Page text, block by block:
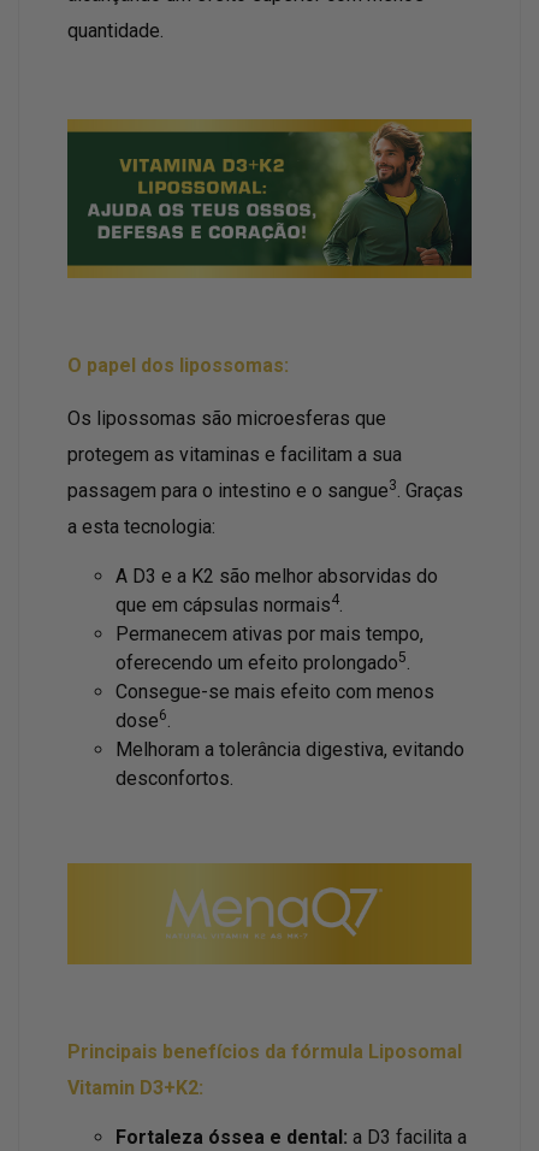
quantidade.
O papel dos lipossomas:
Os lipossomas são microesferas que
protegem as vitaminas e facilitam a sua
passagem para o intestino e o sangue3. Graças
a esta tecnologia:
A D3 e a K2 são melhor absorvidas do
que em cápsulas normais4.
Permanecem ativas por mais tempo,
oferecendo um efeito prolongado5.
Consegue-se mais efeito com menos
dose6.
Melhoram a tolerância digestiva, evitando
desconfortos.
Principais benefícios da fórmula Liposomal
Vitamin D3+K2:
Fortaleza óssea e dental: a D3 facilita a